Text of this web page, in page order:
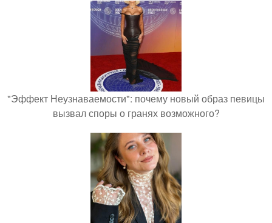
"Эффект Неузнаваемости": почему новый образ певицы
вызвал споры о гранях возможного?